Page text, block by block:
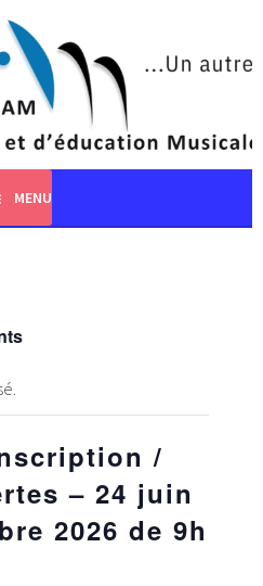
MENU
/
– 24 juin
2026 de 9h